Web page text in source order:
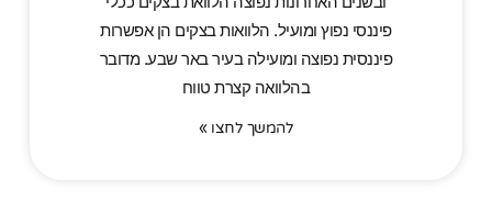
פיננסי נפוץ ומועיל. הלוואות בצקים הן אפשרות
פיננסית נפוצה ומועילה בעיר באר שבע. מדובר
בהלוואה קצרת טווח
להמשך לחצו »